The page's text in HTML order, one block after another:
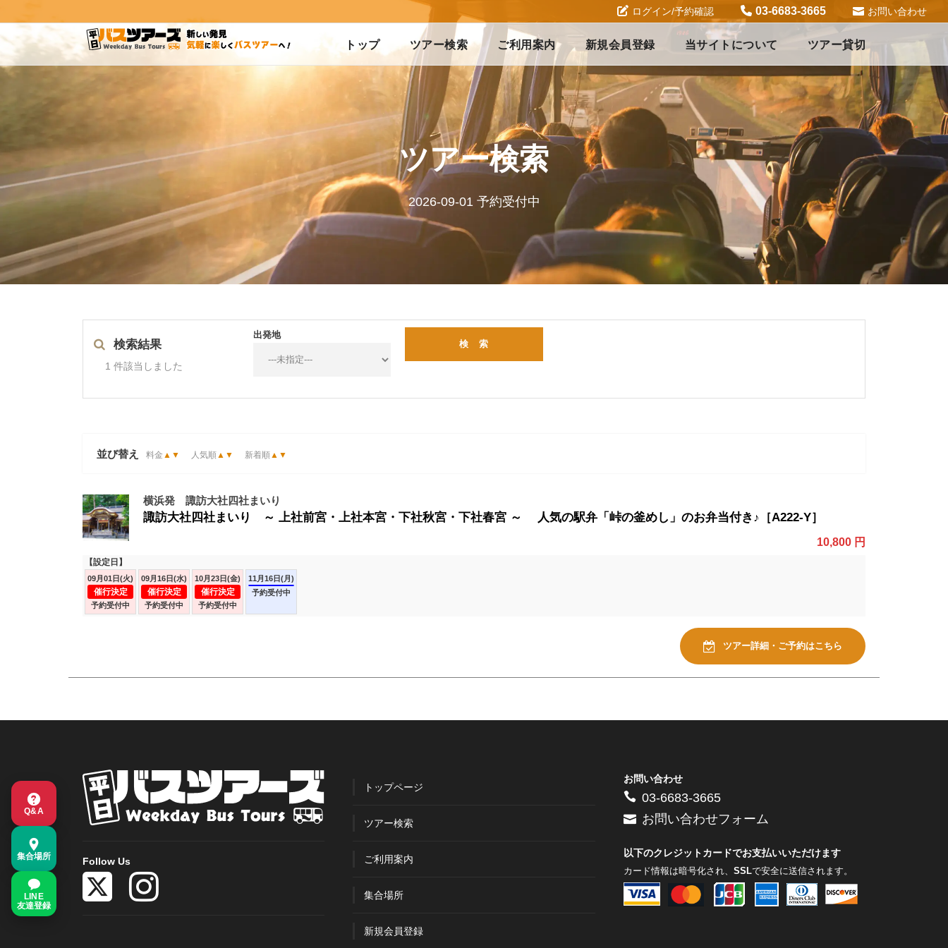
ログイン/予約確認 03-6683-3665 お問い合わせ
トップ ツアー検索 ご利用案内 新規会員登録 当サイトについて ツアー貸切
ツアー検索
2026-09-01 予約受付中
検索結果
1 件該当しました
出発地
並び替え 料金 ▲ ▼ 人気順▲ ▼ 新着順▲ ▼
横浜発 諏訪大社四社まいり
諏訪大社四社まいり ～ 上社前宮・上社本宮・下社秋宮・下社春宮 ～ 人気の駅弁「峠の釜めし」のお弁当付き♪［A222-Y］
10,800 円
【設定日】
09月01日(火)
催行決定
予約受付中
09月16日(水)
催行決定
予約受付中
10月23日(金)
催行決定
予約受付中
11月16日(月)
予約受付中
ツアー詳細・ご予約はこちら
Follow Us
トップページ
ツアー検索
ご利用案内
集合場所
新規会員登録
お問い合わせ
03-6683-3665
お問い合わせフォーム
以下のクレジットカードでお支払いいただけます
カード情報は暗号化され、 SSLで安全に送信されます。
Q&A
集合場所
LINE
友達登録